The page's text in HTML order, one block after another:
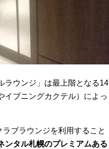
ラウンジ」は最上階となる14
イブニングカクテル）によっ
ブラウンジを利用すること
ンタル札幌のプレミアムある